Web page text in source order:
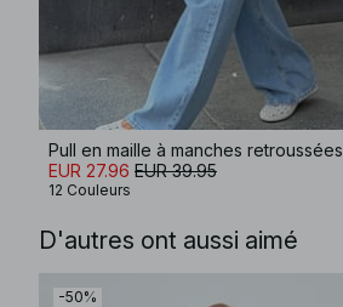
Pull en maille à manches retroussées
EUR 27.96 EUR 39.95
12 Couleurs
D'autres ont aussi aimé
-50%